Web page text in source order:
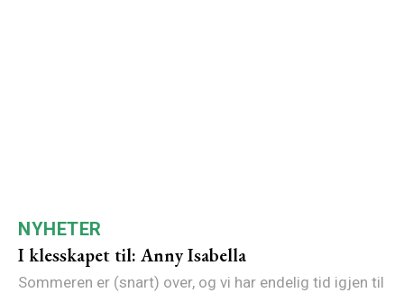
NYHETER
I klesskapet til: Anny Isabella
Sommeren er (snart) over, og vi har endelig tid igjen til